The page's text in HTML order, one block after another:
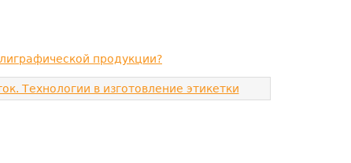
продукции?
Технологии в изготовление этикетки